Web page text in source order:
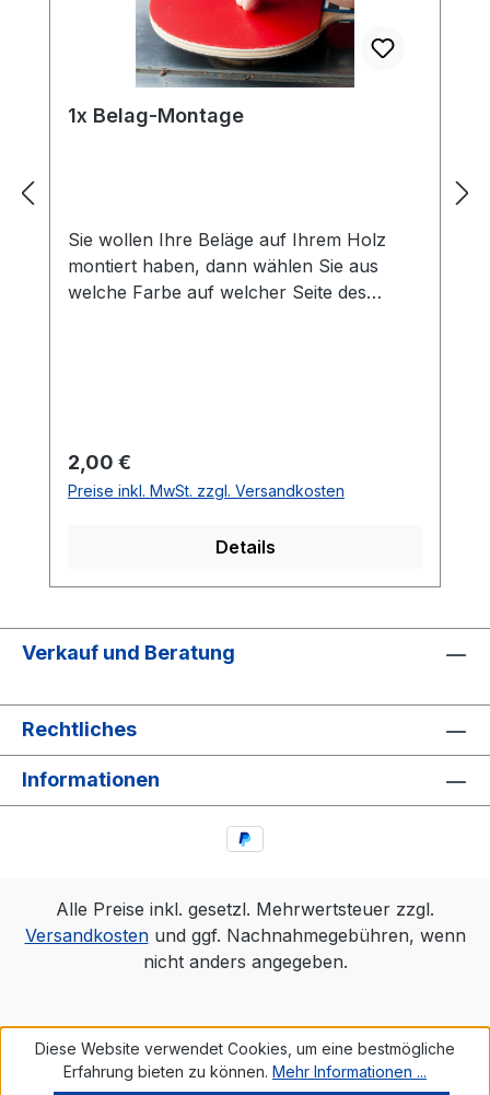
1x Belag-Montage
Sie wollen Ihre Beläge auf Ihrem Holz
montiert haben, dann wählen Sie aus
welche Farbe auf welcher Seite des
inklusive.Bei den Komplettschläger
müssen Sie KEINE Belag-Montage mit in
Regulärer Preis:
2,00 €
Preise inkl. MwSt. zzgl. Versandkosten
Details
Verkauf und Beratung
Rechtliches
Informationen
Alle Preise inkl. gesetzl. Mehrwertsteuer zzgl.
Versandkostenund ggf. Nachnahmegebühren, wenn
nicht anders angegeben.
Diese Website verwendet Cookies, um eine bestmögliche
Erfahrung bieten zu können. Mehr Informationen ...